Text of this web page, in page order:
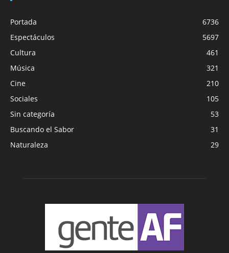
Portada
6736
Espectáculos
5697
Cultura
461
Música
321
Cine
210
Sociales
105
Sin categoría
53
Buscando el Sabor
31
Naturaleza
29